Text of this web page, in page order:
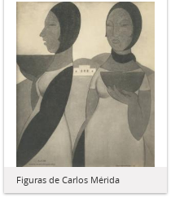
Figuras de Carlos Mérida